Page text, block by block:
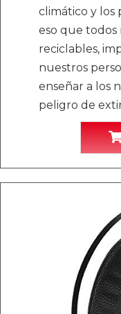
climático y los
eso que todos
reciclables,
nuestros
enseñar a los
peligro de